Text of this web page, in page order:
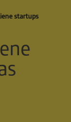
startups